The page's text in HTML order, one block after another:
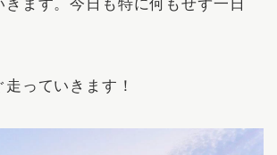
きます。今日も特に何もせず一日
っていきます！